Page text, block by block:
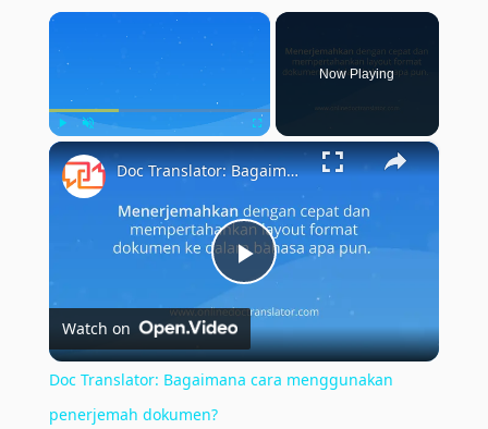
×
Play Unmute Fullscreen
Now Playing
×
Play
Video
Doc Translator: Bagaimana cara menggunakan penerjemah dokumen?
Watch on
Doc Translator: Bagaimana cara menggunakan
penerjemah dokumen?